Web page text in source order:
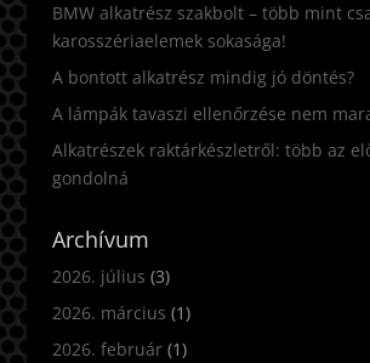
BMW alkatrész szakbolt – több mint
karosszériaelemek sokasága!
A bontott alkatrész mindig jó döntés?
A lámpák tavaszi ellenőrzése nem
Alkatrészek raktárkészletről: több az
gondolná
Archívum
2026. július (3)
2026. március (1)
2026. február(1)